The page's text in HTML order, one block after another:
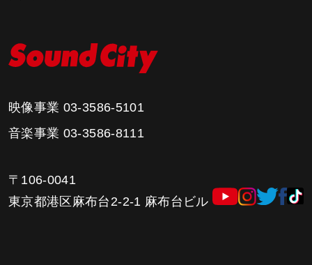
映像事業 03-3586-5101
音楽事業 03-3586-8111
〒106-0041
東京都港区麻布台2-2-1 麻布台ビル